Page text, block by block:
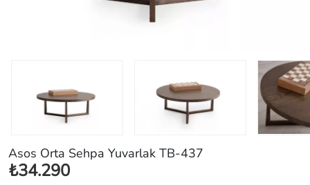
Asos Orta Sehpa Yuvarlak TB-437
₺34.290